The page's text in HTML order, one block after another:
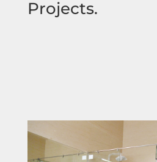
Projects.